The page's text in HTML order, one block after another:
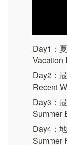
Day1：
Vacation
Day2：
Recent
Day3：
Summer
Day4：
Summer